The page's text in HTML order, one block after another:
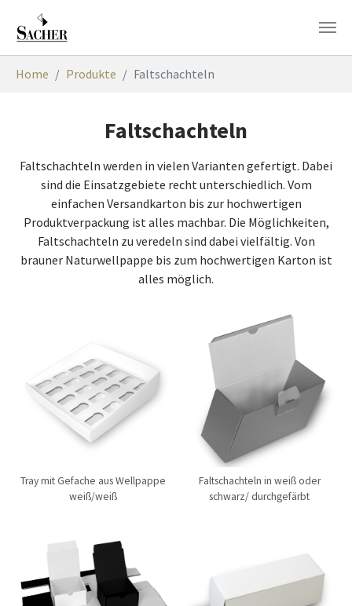
Home Produkte Faltschachteln
Faltschachteln
Faltschachteln werden in vielen Varianten gefertigt. Dabei
sind die Einsatzgebiete recht unterschiedlich. Vom
einfachen Versandkarton bis zur hochwertigen
Produktverpackung ist alles machbar. Die Möglichkeiten,
Faltschachteln zu veredeln sind dabei vielfältig. Von
brauner Naturwellpappe bis zum hochwertigen Karton ist
alles möglich.
Tray mit Gefache aus Wellpappe
weiß/weiß
Faltschachteln in weiß oder
schwarz/ durchgefärbt